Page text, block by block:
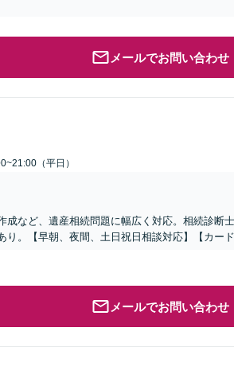
メールでお問い合わせ
（平日）
成など、遺産相続問題に幅広く対応。相続診断
。【早朝、夜間、土日祝日相談対応】【カード
メールでお問い合わせ